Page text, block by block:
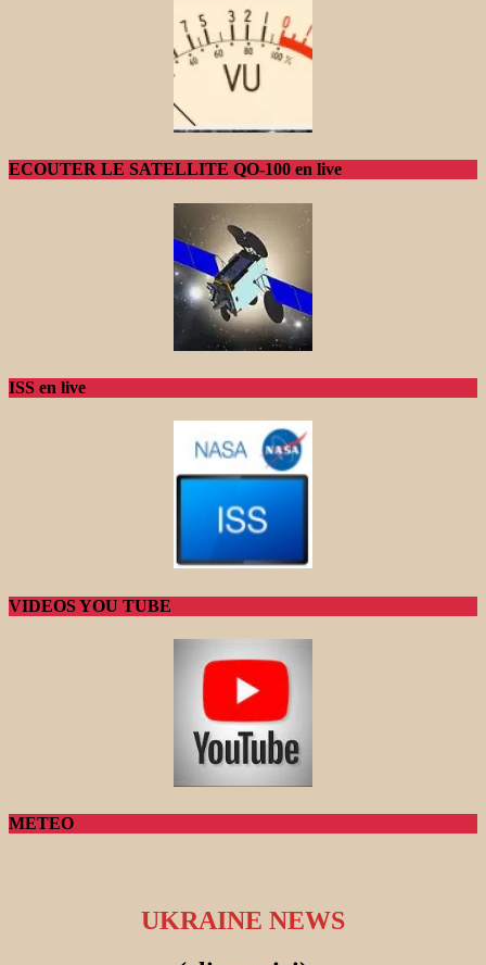
ECOUTER LE SATELLITE QO-100 en live
ISS en live
VIDEOS YOU TUBE
METEO
UKRAINE NEWS